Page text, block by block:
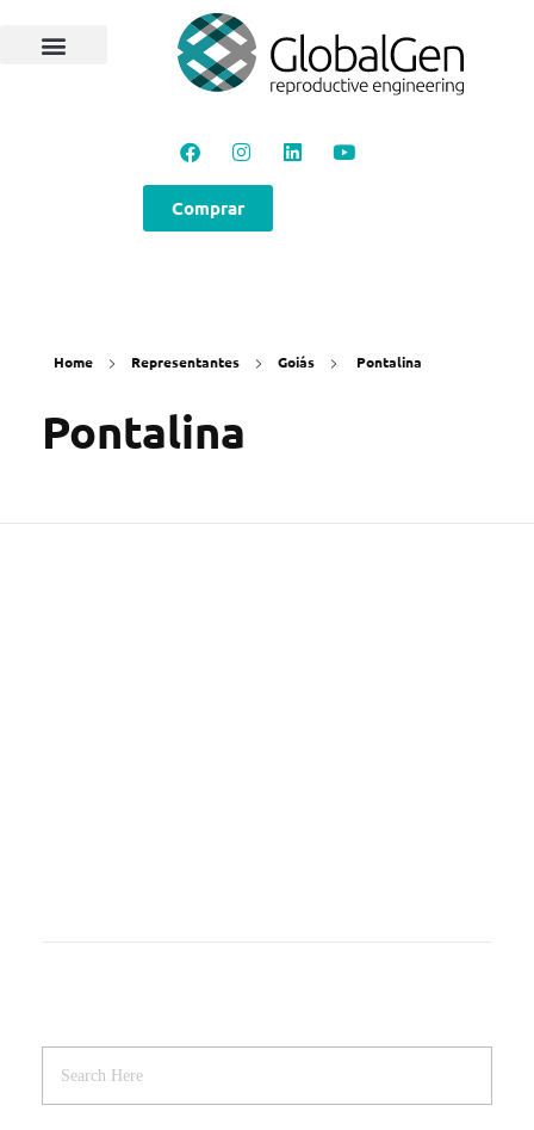
Comprar
Home Representantes Goiás Pontalina
Pontalina